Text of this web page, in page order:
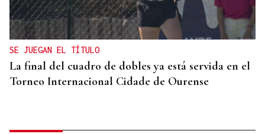
SE JUEGAN EL TÍTULO
La final del cuadro de dobles ya está servida en el
Torneo Internacional Cidade de Ourense